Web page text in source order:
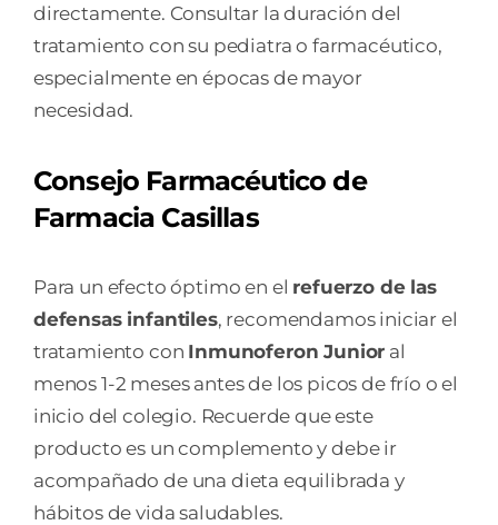
directamente. Consultar la duración del
tratamiento con su pediatra o farmacéutico,
especialmente en épocas de mayor
necesidad.
Consejo Farmacéutico de
Farmacia Casillas
Para un efecto óptimo en el refuerzo de las
defensas infantiles, recomendamos iniciar el
tratamiento con Inmunoferon Junior al
menos 1-2 meses antes de los picos de frío o el
inicio del colegio. Recuerde que este
producto es un complemento y debe ir
acompañado de una dieta equilibrada y
hábitos de vida saludables.